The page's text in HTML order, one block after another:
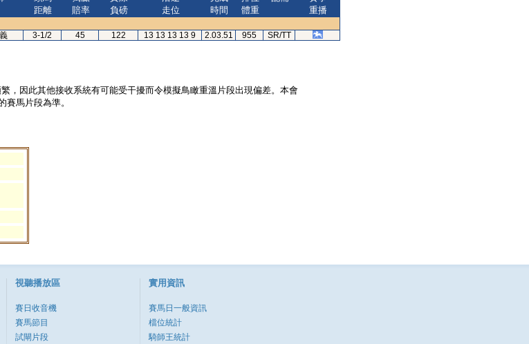
距離
賠率
負磅
走位
時間
體重
重播
3-1/2 45 122 13 13 13 13 9 2.03.51 955 SR/TT
，因此其他接收系統有可能受干擾而令模擬鳥瞰重溫片段出現偏差。本會
馬片段為準。
視聽播放區
賽日收音機
賽馬節目
試閘片段
實用資訊
賽馬日一般資訊
檔位統計
騎師王統計